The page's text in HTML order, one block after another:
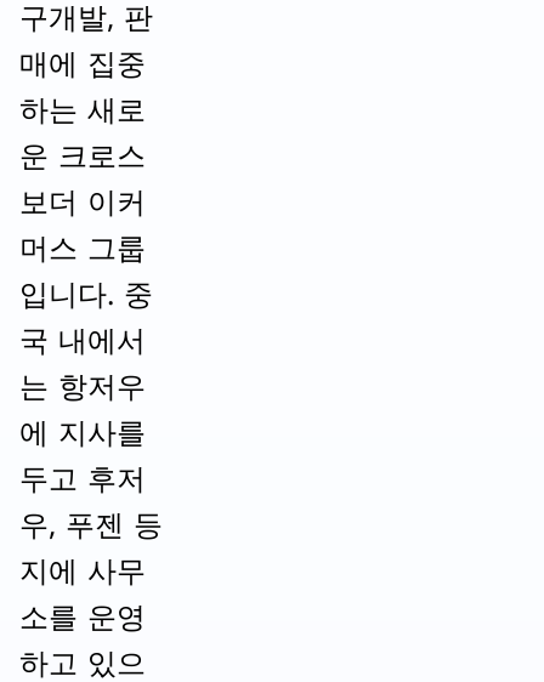
구개발, 판
매에 집중
하는 새로
운 크로스
보더 이커
머스 그룹
입니다. 중
국 내에서
는 항저우
에 지사를
두고 후저
우, 푸젠 등
지에 사무
소를 운영
하고 있으